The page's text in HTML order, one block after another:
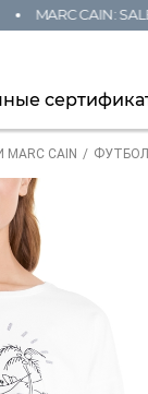
MARC CAIN:
CAIN /